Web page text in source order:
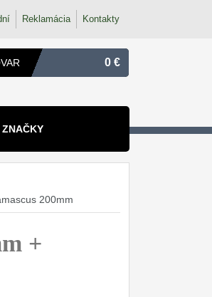
Reklamácia Kontakty
0 €
ZNAČKY
200mm
+